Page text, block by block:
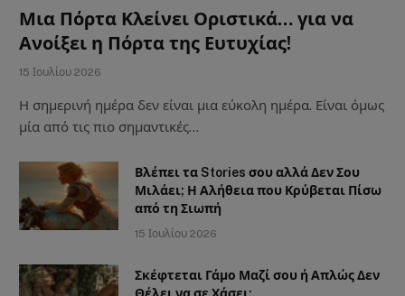
Μια Πόρτα Κλείνει Οριστικά… για να
Ανοίξει η Πόρτα της Ευτυχίας!
15 Ιουλίου 2026
Η σημερινή ημέρα δεν είναι μια εύκολη ημέρα. Είναι όμως
μία από τις πιο σημαντικές…
Βλέπει τα Stories σου αλλά Δεν Σου
Μιλάει; Η Αλήθεια που Κρύβεται Πίσω
από τη Σιωπή
15 Ιουλίου 2026
Σκέφτεται Γάμο Μαζί σου ή Απλώς Δεν